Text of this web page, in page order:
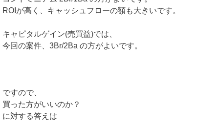
ROIが高く、キャッシュフローの額も大きいです。
キャピタルゲイン(売買益)では、
今回の案件、3Br/2Ba の方がよいです。
ですので、
買った方がいいのか？
に対する答えは